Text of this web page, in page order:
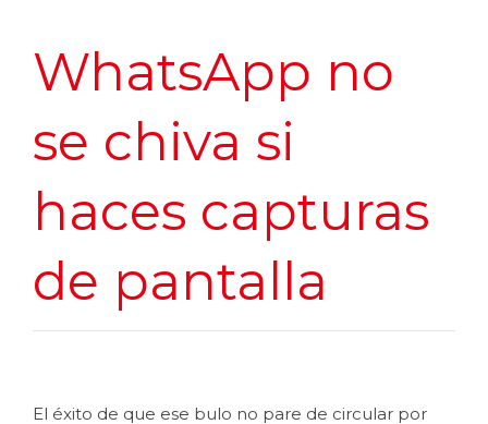
WhatsApp no
se chiva si
haces capturas
de pantalla
El éxito de que ese bulo no pare de circular por